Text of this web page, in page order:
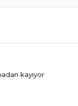
kayıyor